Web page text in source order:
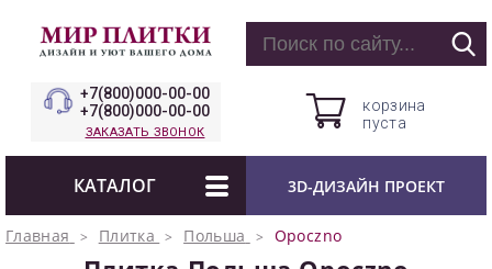
+7(800)000-00-00
+7(800)000-00-00
ЗАКАЗАТЬ ЗВОНОК
корзина
пуста
КАТАЛОГ 3D-ДИЗАЙН ПРОЕКТ
Главная Плитка Польша Opoczno